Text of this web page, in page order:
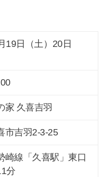
19日（土） 20 日
家 久喜吉羽
市吉羽2-3-25
崎線「久喜駅」東口
分